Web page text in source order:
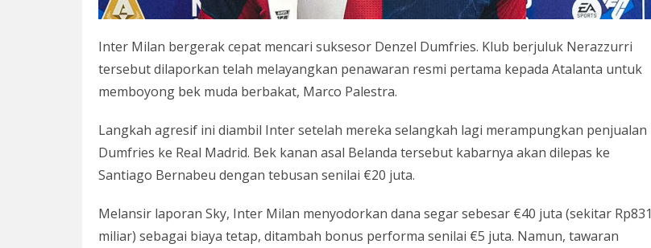
Inter Milan bergerak cepat mencari suksesor Denzel Dumfries. Klub berjuluk Nerazzurri
tersebut dilaporkan telah melayangkan penawaran resmi pertama kepada Atalanta untuk
memboyong bek muda berbakat, Marco Palestra.
Langkah agresif ini diambil Inter setelah mereka selangkah lagi merampungkan penjualan
Dumfries ke Real Madrid. Bek kanan asal Belanda tersebut kabarnya akan dilepas ke
Santiago Bernabeu dengan tebusan senilai €20 juta.
Melansir laporan Sky, Inter Milan menyodorkan dana segar sebesar €40 juta (sekitar Rp831
miliar) sebagai biaya tetap, ditambah bonus performa senilai €5 juta. Namun, tawaran